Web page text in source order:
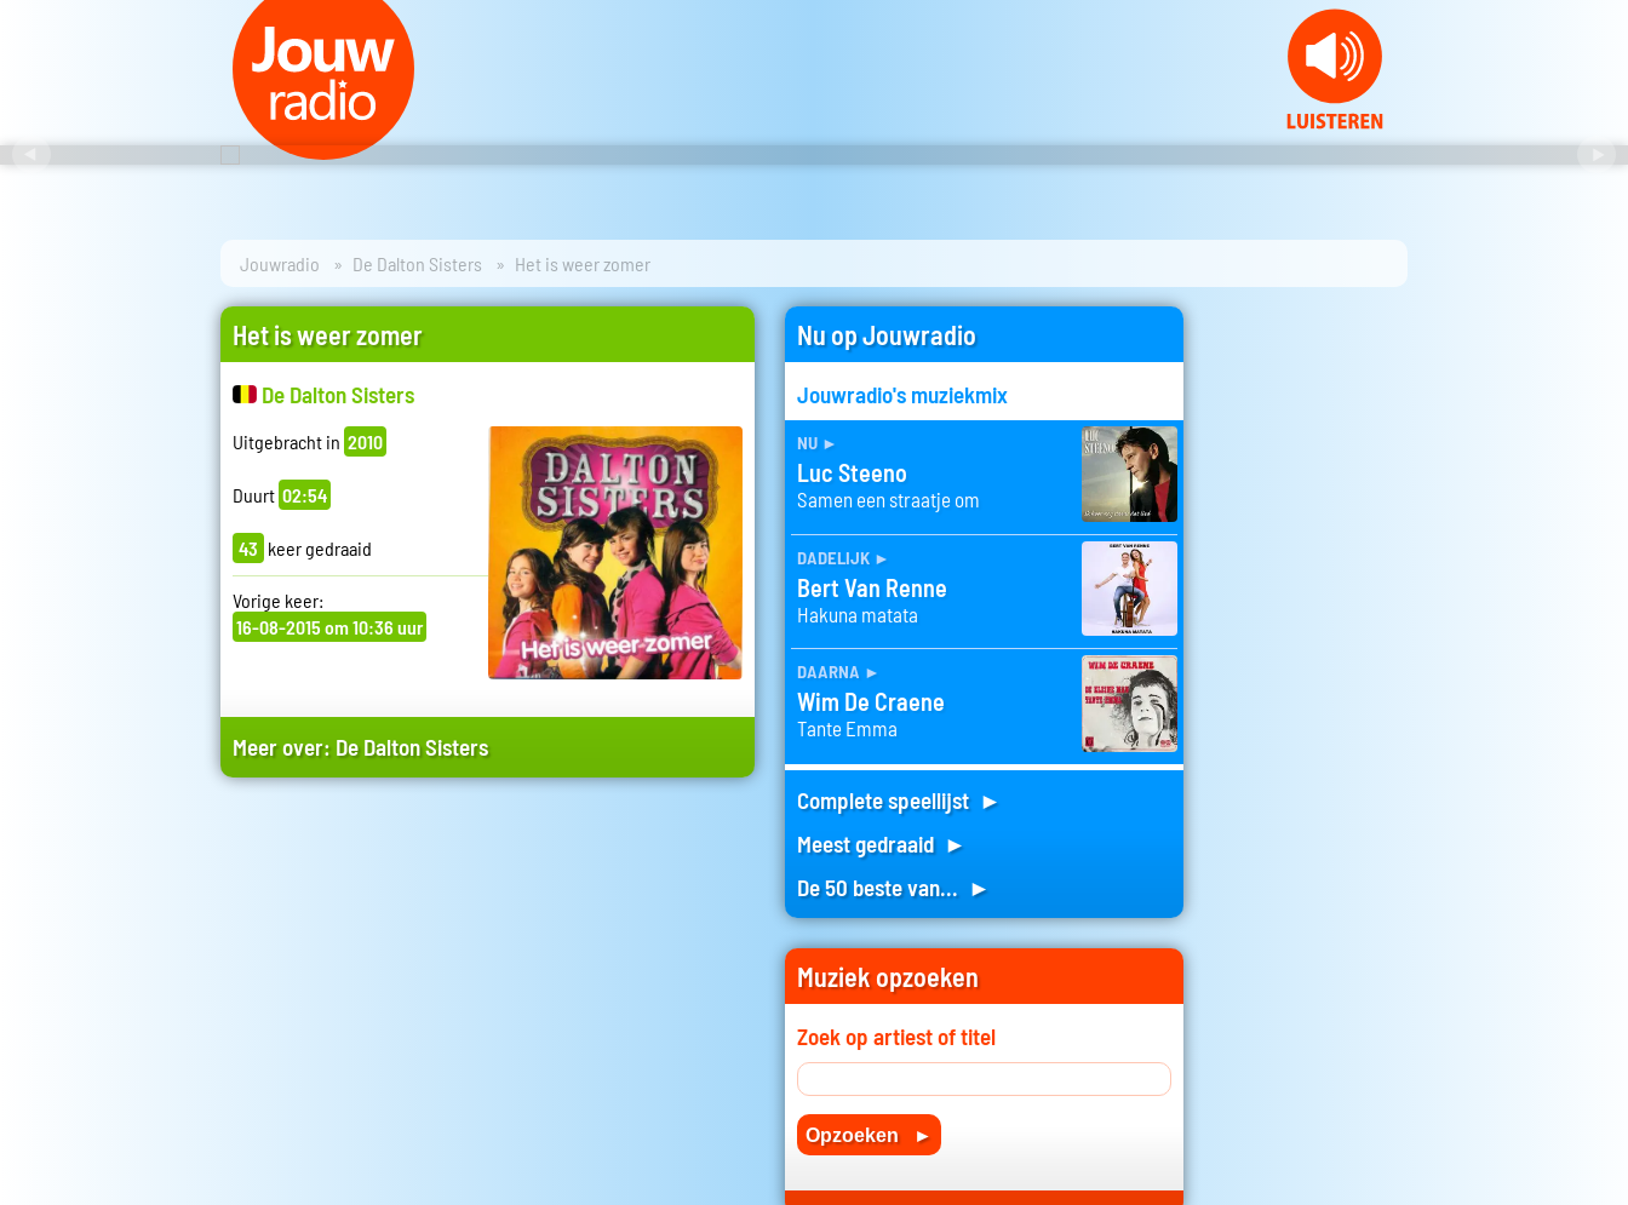
Jouwradio De Dalton Sisters Het is weer zomer
Het is weer zomer
De Dalton Sisters
Uitgebracht in 2010
Duurt 02:54
43 keer gedraaid
Vorige keer:
16-08-2015 om 10:36 uur
Meer over: De Dalton Sisters
Nu op Jouwradio
Jouwradio's muziekmix
nu ►
Luc Steeno
Samen een straatje om
dadelijk ►
Bert Van Renne
Hakuna matata
daarna ►
Wim De Craene
Tante Emma
Complete speellijst ►
Meest gedraaid ►
De 50 beste van... ►
Muziek opzoeken
Zoek op artiest of titel